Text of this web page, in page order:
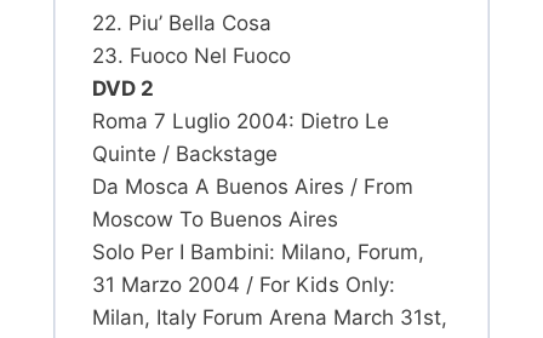
22. Piu’ Bella Cosa
23. Fuoco Nel Fuoco
DVD 2
Roma 7 Luglio 2004: Dietro Le
Quinte / Backstage
Da Mosca A Buenos Aires / From
Moscow To Buenos Aires
Solo Per I Bambini: Milano, Forum,
31 Marzo 2004 / For Kids Only:
Milan, Italy Forum Arena March 31st,